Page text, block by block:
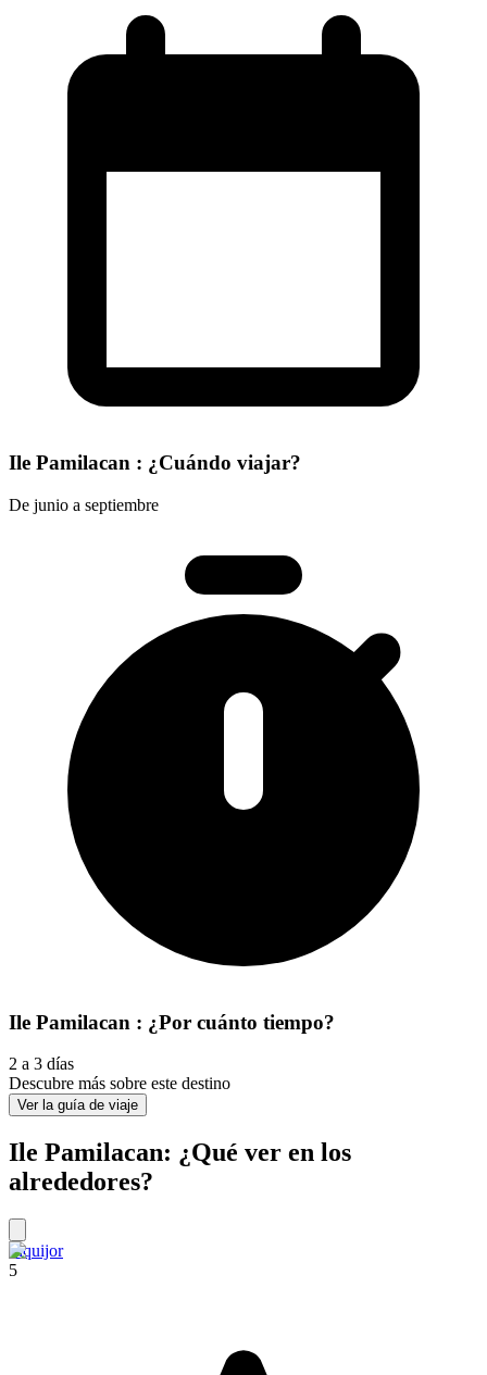
Ile Pamilacan : ¿Cuándo viajar?
De junio a septiembre
Ile Pamilacan : ¿Por cuánto tiempo?
2 a 3 días
Descubre más sobre este destino
Ver la guía de viaje
Ile Pamilacan: ¿Qué ver en los
alrededores?
Siquijor
5